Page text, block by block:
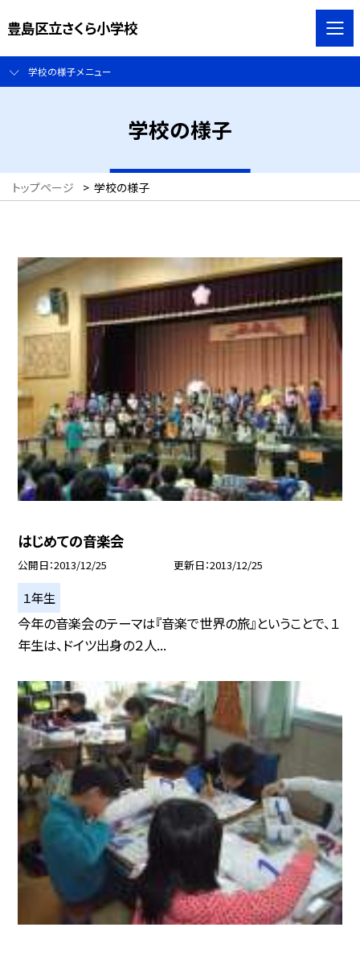
豊島区立さくら小学校
学校の様子メニュー
学校の様子
トップページ > 学校の様子
はじめての音楽会
公開日 2013/12/25 更新日 2013/12/25
１年生
今年の音楽会のテーマは『音楽で世界の旅』ということで、１
年生は、ドイツ出身の２人...